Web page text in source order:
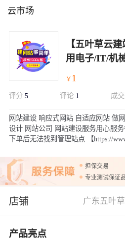
云市场
【五叶草云
用电子/IT/机
￥ 1
评分 5 评论 1 成交
网站建设 响应式网站 自适应网站 做
设计 网站公司 网站建设服务用心服
下单后无法找到管理站点 【https://
品（如遇问题，联系售后）】【该产
建设解决方案】
担保交易
专业测试保证
店铺 广东五叶
产品亮点